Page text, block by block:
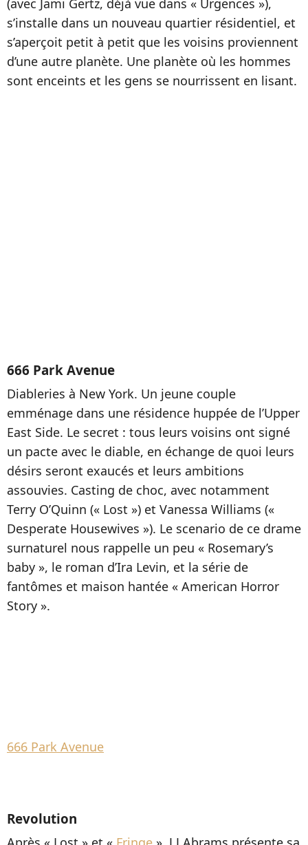
(avec Jami Gertz, déjà vue dans « Urgences »),
s’installe dans un nouveau quartier résidentiel, et
s’aperçoit petit à petit que les voisins proviennent
d’une autre planète. Une planète où les hommes
sont enceints et les gens se nourrissent en lisant.
666 Park Avenue
Diableries à New York. Un jeune couple
emménage dans une résidence huppée de l’Upper
East Side. Le secret : tous leurs voisins ont signé
un pacte avec le diable, en échange de quoi leurs
désirs seront exaucés et leurs ambitions
assouvies. Casting de choc, avec notamment
Terry O’Quinn (« Lost ») et Vanessa Williams («
Desperate Housewives »). Le scenario de ce drame
surnaturel nous rappelle un peu « Rosemary’s
baby », le roman d’Ira Levin, et la série de
fantômes et maison hantée « American Horror
Story ».
666 Park Avenue
Revolution